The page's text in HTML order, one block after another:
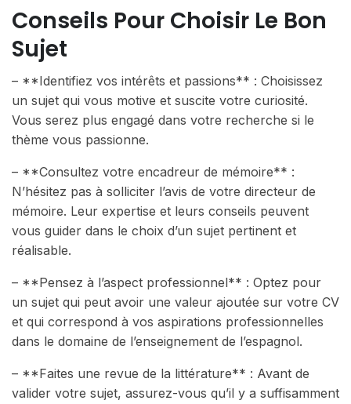
Conseils Pour Choisir Le Bon
Sujet
– **Identifiez vos intérêts et passions** : Choisissez
un sujet qui vous motive et suscite votre curiosité.
Vous serez plus engagé dans votre recherche si le
thème vous passionne.
– **Consultez votre encadreur de mémoire** :
N’hésitez pas à solliciter l’avis de votre directeur de
mémoire. Leur expertise et leurs conseils peuvent
vous guider dans le choix d’un sujet pertinent et
réalisable.
– **Pensez à l’aspect professionnel** : Optez pour
un sujet qui peut avoir une valeur ajoutée sur votre CV
et qui correspond à vos aspirations professionnelles
dans le domaine de l’enseignement de l’espagnol.
– **Faites une revue de la littérature** : Avant de
valider votre sujet, assurez-vous qu’il y a suffisamment